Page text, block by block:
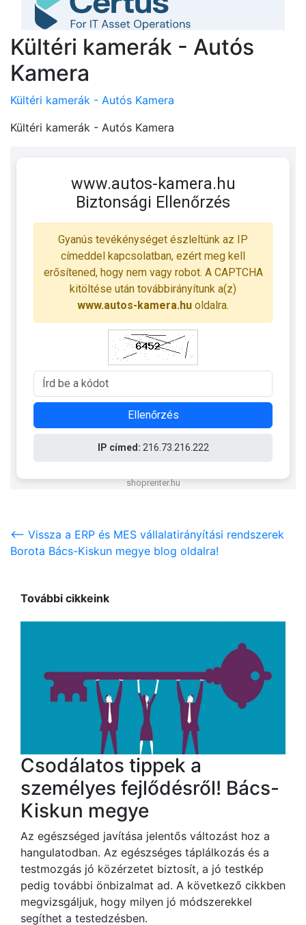
Kültéri kamerák - Autós
Kamera
Kültéri kamerák - Autós Kamera
Kültéri kamerák - Autós Kamera
<-- Vissza a ERP és MES vállalatirányítási rendszerek
Borota Bács-Kiskun megye blog oldalra!
További cikkeink
Csodálatos tippek a
személyes fejlődésről! Bács-
Kiskun megye
Az egészséged javítása jelentős változást hoz a
hangulatodban. Az egészséges táplálkozás és a
testmozgás jó közérzetet biztosít, a jó testkép
pedig további önbizalmat ad. A következő cikkben
megvizsgáljuk, hogy milyen jó módszerekkel
segíthet a testedzésben.